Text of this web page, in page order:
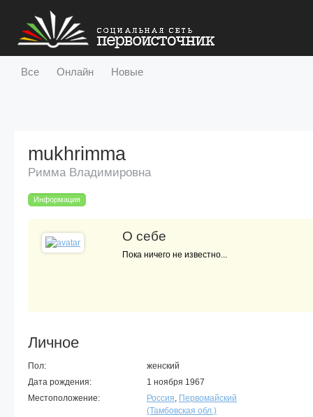
Все Онлайн Новые
mukhrimma
Римма Владимировна
Информация
О себе
Пока ничего не известно...
Личное
Пол:
женский
Дата рождения:
1 ноября 1967
Местоположение:
Россия, Первомайский
(Тамбовская обл.)